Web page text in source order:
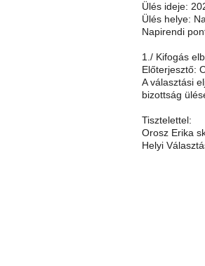
Ülés ideje:
Ülés helye:
Napirendi
1./ Kifogás
Előterjesztő:
A választási
bizottság
Tisztelettel:
Orosz Erika
Helyi